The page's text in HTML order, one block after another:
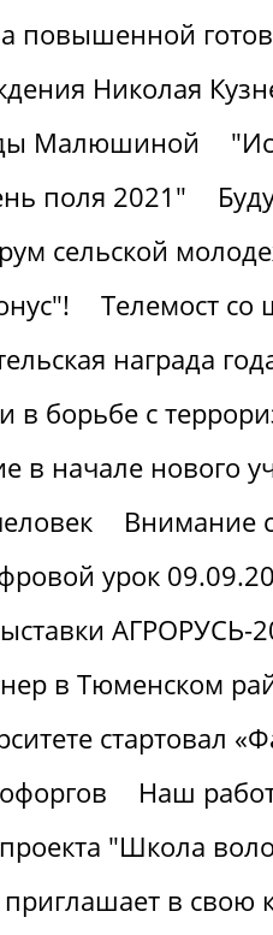
повышенной
Николая
Малюшиной
поля 2021"
сельской
Телемост
награда
в борьбе с
в начале нового
Внимание
урок
АГРОРУСЬ-
в Тюменском
стартовал
Наш
"Школа
в свою